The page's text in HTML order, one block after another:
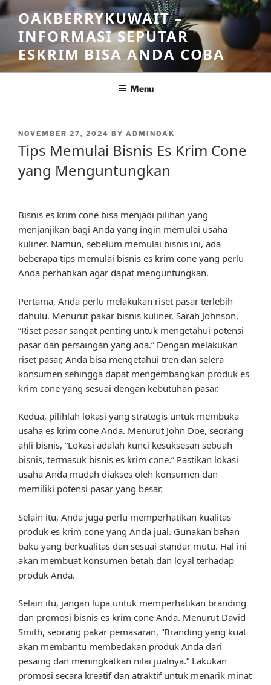
Skip
to
content
OAKBERRYKUWAIT –
INFORMASI SEPUTAR
ESKRIM BISA ANDA COBA
Menu
POSTED
ON
NOVEMBER 27, 2024 BY ADMINOAK
Tips Memulai Bisnis Es Krim Cone
yang Menguntungkan
Bisnis es krim cone bisa menjadi pilihan yang
menjanjikan bagi Anda yang ingin memulai usaha
kuliner. Namun, sebelum memulai bisnis ini, ada
beberapa tips memulai bisnis es krim cone yang perlu
Anda perhatikan agar dapat menguntungkan.
Pertama, Anda perlu melakukan riset pasar terlebih
dahulu. Menurut pakar bisnis kuliner, Sarah Johnson,
“Riset pasar sangat penting untuk mengetahui potensi
pasar dan persaingan yang ada.” Dengan melakukan
riset pasar, Anda bisa mengetahui tren dan selera
konsumen sehingga dapat mengembangkan produk es
krim cone yang sesuai dengan kebutuhan pasar.
Kedua, pilihlah lokasi yang strategis untuk membuka
usaha es krim cone Anda. Menurut John Doe, seorang
ahli bisnis, “Lokasi adalah kunci kesuksesan sebuah
bisnis, termasuk bisnis es krim cone.” Pastikan lokasi
usaha Anda mudah diakses oleh konsumen dan
memiliki potensi pasar yang besar.
Selain itu, Anda juga perlu memperhatikan kualitas
produk es krim cone yang Anda jual. Gunakan bahan
baku yang berkualitas dan sesuai standar mutu. Hal ini
akan membuat konsumen betah dan loyal terhadap
produk Anda.
Selain itu, jangan lupa untuk memperhatikan branding
dan promosi bisnis es krim cone Anda. Menurut David
Smith, seorang pakar pemasaran, “Branding yang kuat
akan membantu membedakan produk Anda dari
pesaing dan meningkatkan nilai jualnya.” Lakukan
promosi secara kreatif dan atraktif untuk menarik minat